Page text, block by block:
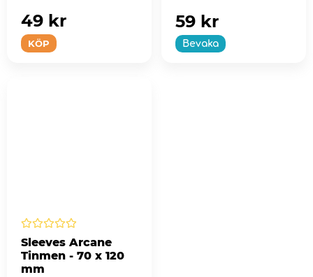
KÖP
49 kr
Bevaka
59 kr
Sleeves Arcane
Tinmen - 70 x 120
mm